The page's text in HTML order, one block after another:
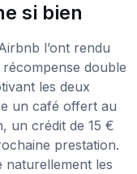
si bien
l’ont rendu
double
les deux
un café offert au
un crédit de 15 €
prestation.
naturellement les